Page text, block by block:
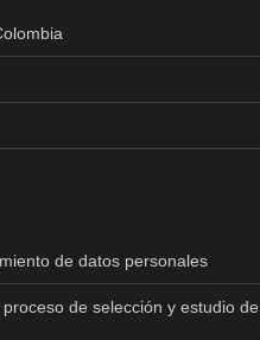
de datos personales
de selección y estudio